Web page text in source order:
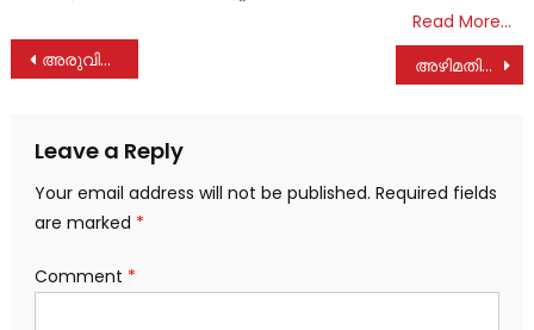
Read More…
Post
അരുവിത്തുറ സെൻ്റ് ജോർജ് കോളേജിൽ സൗജന്യ ഹെൽപ്പ് ഡെസ്ക്ക് പ്രവർത്തനമാരംഭിച്ചു അഴിമതിക്കെതിരെ ശക്തമായ നടപടിയുണ്ടാവും. അഡ്വ. സെബാസ്റ്റ്യൻ കുളത്തുങ്കൽ എം. എൽ. എ
Leave a Reply
Your email address will not be published. Required fields
are marked *
Comment *